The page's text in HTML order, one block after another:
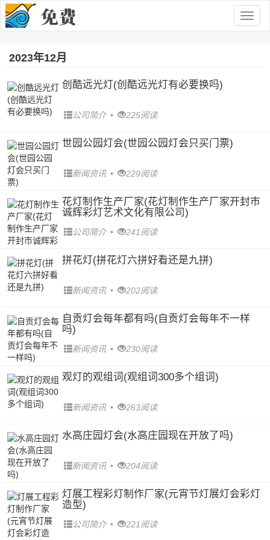
2023年12月
创酷远光灯(创酷远光灯有必要换吗)
公司简介 • 225阅读
世园公园灯会(世园公园灯会只买门票)
新闻资讯 • 229阅读
花灯制作生产厂家(花灯制作生产厂家开封市
诚辉彩灯艺术文化有限公司)
公司简介 • 241阅读
拼花灯(拼花灯六拼好看还是九拼)
新闻资讯 • 202阅读
自贡灯会每年都有吗(自贡灯会每年不一样
吗)
新闻资讯 • 230阅读
观灯的观组词(观组词300多个组词)
新闻资讯 • 263阅读
水高庄园灯会(水高庄园现在开放了吗)
新闻资讯 • 204阅读
灯展工程彩灯制作厂家(元宵节灯展灯会彩灯
造型)
公司简介 • 221阅读